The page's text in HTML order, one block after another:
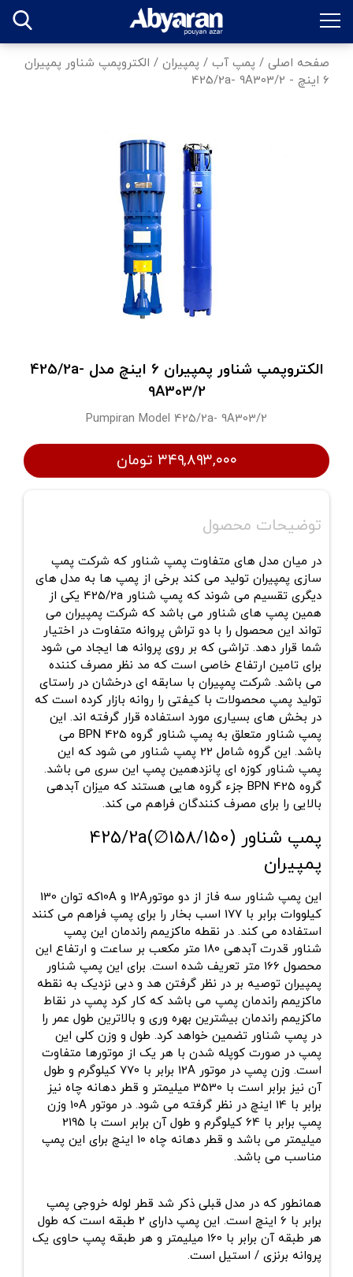
صفحه اصلی / پمپ آب / پمپیران / الکتروپمپ شناور پمپیران
6 اینچ - 425/2a- 9A303/2
الکتروپمپ شناور پمپیران 6 اینچ مدل 425/2a-
9A303/2
Pumpiran Model 425/2a- 9A303/2
۳۴۹,۸۹۳,۰۰۰ تومان
توضیحات محصول
در میان مدل های متفاوت پمپ شناور که شرکت پمپ
سازی پمپیران تولید می کند برخی از پمپ ها به مدل های
دیگری تقسیم می شوند که پمپ شناور 425/2a یکی از
همین پمپ های شناور می باشد که شرکت پمپیران می
تواند این محصول را با دو تراش پروانه متفاوت در اختیار
شما قرار دهد. تراشی که بر روی پروانه ها ایجاد می شود
برای تامین ارتفاع خاصی است که مد نظر مصرف کننده
می باشد. شرکت پمپیران با سابقه ای درخشان در راستای
تولید پمپ محصولات با کیفتی را روانه بازار کرده است که
در بخش های بسیاری مورد استفاده قرار گرفته اند. این
پمپ شناور متعلق به پمپ شناور گروه 425 BPN می
باشد. این گروه شامل 22 پمپ شناور می شود که این
پمپ شناور کوزه ای پانزدهمین پمپ این سری می باشد.
گروه 425 BPN جزء گروه هایی هستند که میزان آبدهی
بالایی را برای مصرف کنندگان فراهم می کند.
پمپ شناور 425/2a(∅158/150)
پمپیران
این پمپ شناور سه فاز از دو موتور12A و 10Aکه توان 130
کیلووات برابر با 177 اسب بخار را برای پمپ فراهم می کنند
استفاده می کند. در نقطه ماکزیمم راندمان این پمپ
شناور قدرت آبدهی 180 متر مکعب بر ساعت و ارتفاع این
محصول 166 متر تعریف شده است. برای این پمپ شناور
پمپیران توصیه بر در نظر گرفتن هد و دبی نزدیک به نقطه
ماکزیمم راندمان پمپ می باشد که کار کرد پمپ در نقاط
ماکزیمم راندمان بیشترین بهره وری و بالاترین طول عمر را
در پمپ شناور تضمین خواهد کرد. طول و وزن کلی این
پمپ در صورت کوپله شدن با هر یک از موتورها متفاوت
است. وزن پمپ در موتور 12A برابر با 770 کیلوگرم و طول
آن نیز برابر است با 3530 میلیمتر و قطر دهانه چاه نیز
برابر با 14 اینچ در نظر گرفته می شود. در موتور 10A وزن
پمپ برابر با 64 کیلوگرم و طول آن برابر است با 2195
میلیمتر می باشد و قطر دهانه چاه 10 اینچ برای این پمپ
مناسب می باشد.
همانطور که در مدل قبلی ذکر شد قطر لوله خروجی پمپ
برابر با 6 اینچ است. این پمپ دارای 2 طبقه است که طول
هر طبقه آن برابر با 160 میلیمتر و هر طبقه پمپ حاوی یک
پروانه برنزی / استیل است.